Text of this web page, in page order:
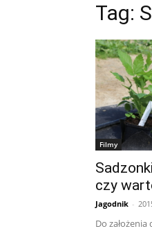
Tag:
Filmy
czy
Jagodnik -
Do